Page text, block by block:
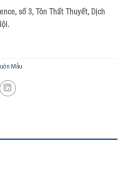
số 3, Tôn Thất Thuyết, Dịch
Mẫu